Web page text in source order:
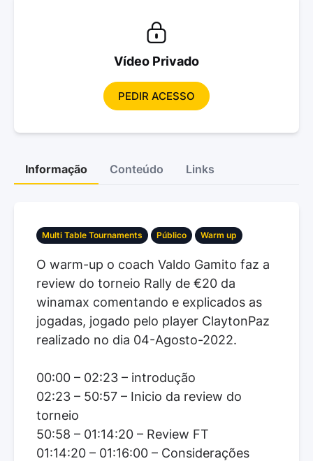
Vídeo Privado
PEDIR ACESSO
Informação Conteúdo Links
Multi Table Tournaments Público Warm up
O warm-up o coach Valdo Gamito faz a
review do torneio Rally de €20 da
winamax comentando e explicados as
jogadas, jogado pelo player ClaytonPaz
realizado no dia 04-Agosto-2022.
00:00 – 02:23 – introdução
02:23 – 50:57 – Inicio da review do
torneio
50:58 – 01:14:20 – Review FT
01:14:20 – 01:16:00 – Considerações